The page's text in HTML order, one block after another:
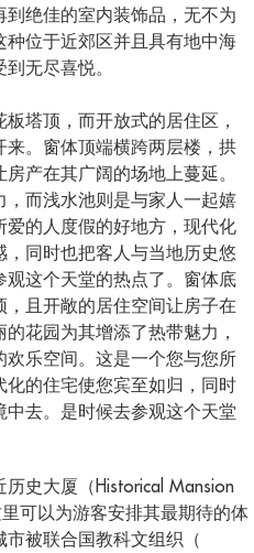
绝佳的室内装饰品，无不为
位于近郊区并且具有地中海
无尽喜悦。
塔顶，而开放式的居住区，
。窗体顶端横跨两层楼，拱
产在其广阔的场地上蔓延。
而浅水池则是与家人一起嬉
的人度假的好地方，现代化
同时也把客人与当地历史悠
这个天堂的热点了。窗体底
且开敞的居住空间让房子在
花园为其增添了热带魅力，
乐空间。这是一个您与您所
的住宅使您宾至如归，同时
去。是时候去参观这个天堂
史大厦（Historical Mansion
可以为游客安排其最期待的体
被联合国教科文组织（